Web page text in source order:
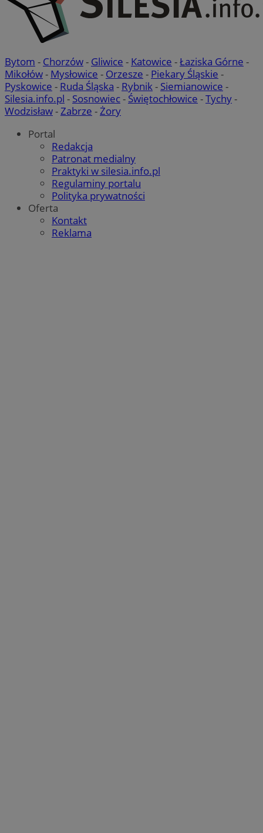
Bytom - Chorzów- Gliwice - Katowice -Łaziska Górne -
Mikołów- Mysłowice - Orzesze - Piekary Śląskie -
Pyskowice - Ruda Śląska - Rybnik- Siemianowice -
Silesia.info.pl - Sosnowiec- Świętochłowice -Tychy-
Wodzisław-Zabrze -Żory
Portal
Redakcja
Patronat medialny
Praktyki w silesia.info.pl
Regulaminy portalu
Polityka prywatności
Oferta
Kontakt
Reklama